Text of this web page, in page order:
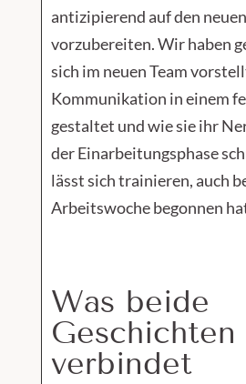
antizipierend auf den
vorzubereiten. Wir haben
sich im neuen Team
Kommunikation in einem
gestaltet und wie sie ihr
der Einarbeitungsphase
lässt sich trainieren, auch
Arbeitswoche begonnen
Was beide
Geschichten
verbindet